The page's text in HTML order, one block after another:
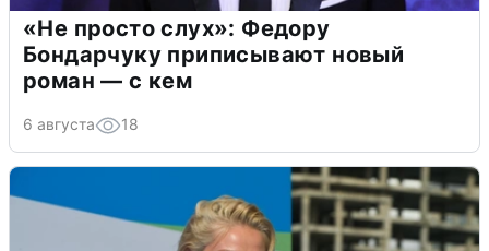
«Не просто слух»: Федору
Бондарчуку приписывают новый
роман — с кем
6 августа 18